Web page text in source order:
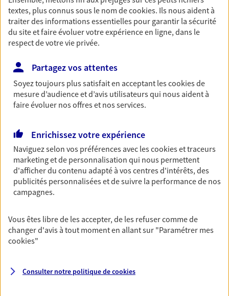
Bricoleuse, féru de jardinage, pâtissier en herbe
ou grande lectrice… personne n'est à l'abri d'un
accident du quotidien. Avec Ma Protection
Accident, protégez votre qualité de vie et vos
revenus.
Découvrir l'offre Garantie Accidents de la Vie
OBTENIR UN TARIF EN LIGNE
Gagnez en simplicité et en sérénité avec votre
assurance multirisque entreprise. Un contrat
unique pour protéger vos locaux, matériels pro,
équipements et stocks… sans oublier votre
responsabilité civile.
DEMANDER UN DEVIS
VOIR TOUTES NOS OFFRES
textes, plus connus sous le nom decookies. Ils nous aident à
traiter des informations essentielles pour garantir la sécurité
du site et faire évoluer votre expérience en ligne, dans le
respect de votre vie privée.
Partagez vos attentes
Soyez toujours plus satisfait en acceptant lescookiesde
mesure d’audience et d’avis utilisateurs qui nous aident à
faire évoluer nos offres et nos services.
Enrichissez votre expérience
Naviguez selon vos préférences avec lescookies et traceurs
marketing et de personnalisation qui nous permettent
d'afficher du contenu adapté à vos centres d'intérêts, des
publicités personnalisées et de suivre la performance de nos
campagnes.
Vous êtes libre de les accepter, de les refuser comme de
changer d'avis à tout moment en allant sur "Paramétrer mes
cookies"
Consulter notre politique decookies